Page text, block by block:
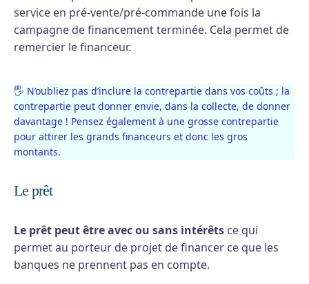
service en pré-vente/pré-commande une fois la
campagne de financement terminée. Cela permet de
remercier le financeur.
🖐 N’oubliez pas d’inclure la contrepartie dans vos coûts ; la
contrepartie peut donner envie, dans la collecte, de donner
davantage ! Pensez également à une grosse contrepartie
pour attirer les grands financeurs et donc les gros
montants.
Le prêt
Le prêt peut être avec ou sans intérêts ce qui
permet au porteur de projet de financer ce que les
banques ne prennent pas en compte.